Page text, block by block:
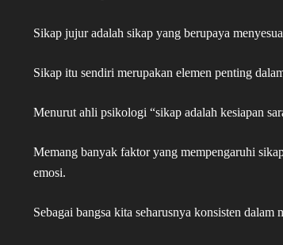
Sikap jujur adalah sikap yang berupaya
Sikap itu sendiri merupakan elemen penting
Menurut ahli psikologi “sikap adalah kesiapan
Memang banyak faktor yang mempengaruhi
emosi.
Sebagai bangsa kita seharusnya konsisten